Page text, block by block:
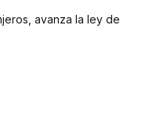
avanza la ley de